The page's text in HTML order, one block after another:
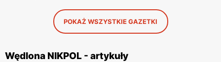
POKAŻ WSZYSTKIE GAZETKI
Wędlona NIKPOL - artykuły